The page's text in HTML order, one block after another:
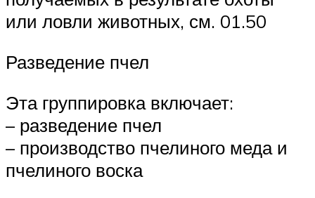
или ловли животных, см. 01.50
Разведение пчел
Эта группировка включает:
– разведение пчел
– производство пчелиного меда и
пчелиного воска